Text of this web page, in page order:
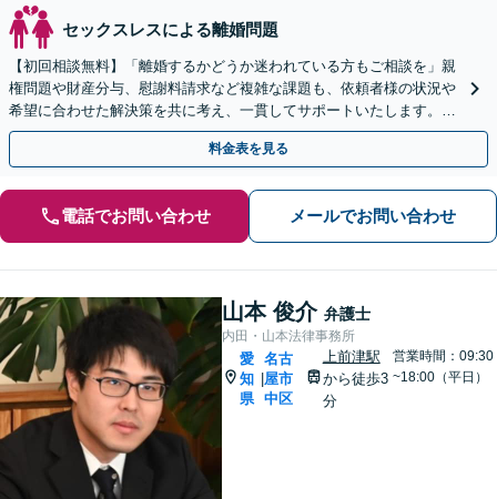
セックスレスによる離婚問題
【初回相談無料】「離婚するかどうか迷われている方もご相談を」親
権問題や財産分与、慰謝料請求など複雑な課題も、依頼者様の状況や
希望に合わせた解決策を共に考え、一貫してサポートいたします。
「熟年離婚のご相談もお任せください」【休日・夜間相談可】
料金表を見る
電話でお問い合わせ メールでお問い合わせ
山本 俊介 弁護士
内田・山本法律事務所
愛
知
県
名古
屋市
中区
上前津駅
から徒歩3
分
営業時間：09:30
~18:00（平日）